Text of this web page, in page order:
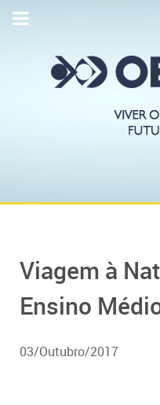
Viagem à
Ensino
03/Outubro/2017